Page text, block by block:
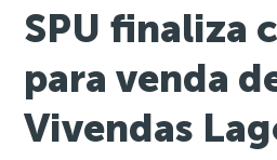
SPU finaliza
para venda
Vivendas